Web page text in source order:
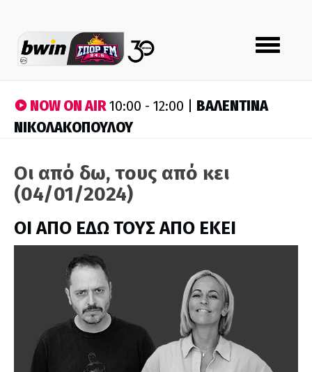
Toggle
navigation
NOW ON AIR10:00 - 12:00 | ΒΑΛΕΝΤΙΝΑ
ΝΙΚΟΛΑΚΟΠΟΥΛΟΥ
Οι από δω, τους από κει
(04/01/2024)
ΟΙ ΑΠΟ ΕΔΩ ΤΟΥΣ ΑΠΟ ΕΚΕΙ